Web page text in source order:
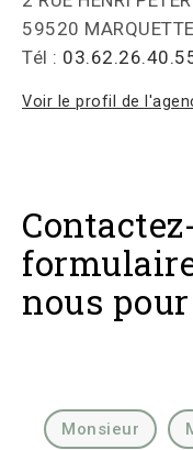
59520
Tél :
Voir le profil de
nous
Civilité :
Monsieur